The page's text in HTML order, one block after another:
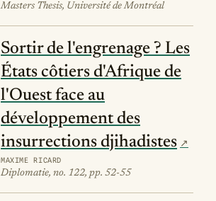
Masters Thesis, Université de Montréal
Sortir de l'engrenage ? Les
États côtiers d'Afrique de
l'Ouest face au
développement des
insurrections djihadistes
MAXIME RICARD
Diplomatie, no. 122, pp. 52-55